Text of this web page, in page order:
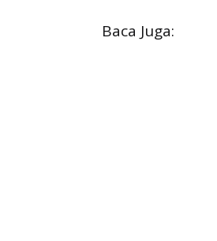
Baca Juga: